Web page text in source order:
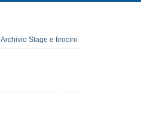
Archivio Stage e tirocini